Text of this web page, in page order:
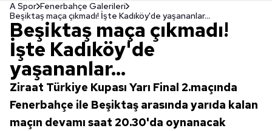
A Spor Fenerbahçe Galerileri
Beşiktaş maça çıkmadı! İşte Kadıköy'de yaşananlar...
Beşiktaş maça çıkmadı!
İşte Kadıköy'de
yaşananlar...
Ziraat Türkiye Kupası Yarı Final 2.maçında
Fenerbahçe ile Beşiktaş arasında yarıda kalan
maçın devamı saat 20.30'da oynanacak